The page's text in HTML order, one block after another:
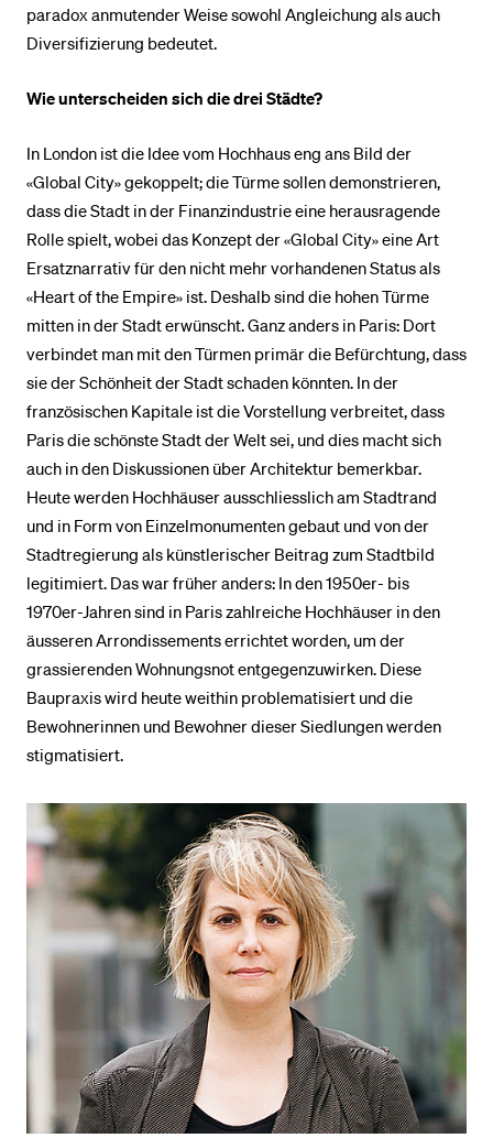
paradox anmutender Weise sowohl Angleichung als auch
Diversifizierung bedeutet.
Wie unterscheiden sich die drei Städte?
In London ist die Idee vom Hochhaus eng ans Bild der
«Global City» gekoppelt; die Türme sollen demonstrieren,
dass die Stadt in der Finanzindustrie eine herausragende
Rolle spielt, wobei das Konzept der «Global City» eine Art
Ersatznarrativ für den nicht mehr vorhandenen Status als
«Heart of the Empire» ist. Deshalb sind die hohen Türme
mitten in der Stadt erwünscht. Ganz anders in Paris: Dort
verbindet man mit den Türmen primär die Befürchtung, dass
sie der Schönheit der Stadt schaden könnten. In der
französischen Kapitale ist die Vorstellung verbreitet, dass
Paris die schönste Stadt der Welt sei, und dies macht sich
auch in den Diskussionen über Architektur bemerkbar.
Heute werden Hochhäuser ausschliesslich am Stadtrand
und in Form von Einzelmonumenten gebaut und von der
Stadtregierung als künstlerischer Beitrag zum Stadtbild
legitimiert. Das war früher anders: In den 1950er- bis
1970er-Jahren sind in Paris zahlreiche Hochhäuser in den
äusseren Arrondissements errichtet worden, um der
grassierenden Wohnungsnot entgegenzuwirken. Diese
Baupraxis wird heute weithin problematisiert und die
Bewohnerinnen und Bewohner dieser Siedlungen werden
stigmatisiert.